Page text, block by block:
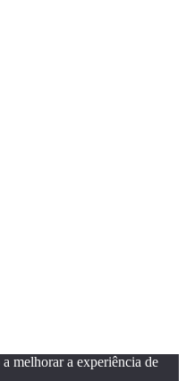
melhorar a experiência de